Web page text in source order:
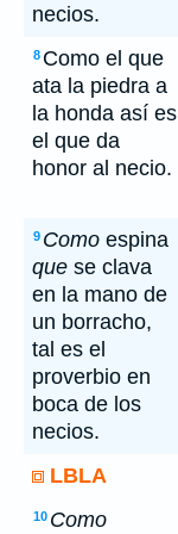
necios.
8 Como el que
ata la piedra a
la honda así es
el que da
honor al necio.
9 Como espina
que se clava
en la mano de
un borracho,
tal es el
proverbio en
boca de los
necios.
LBLA
10 Como